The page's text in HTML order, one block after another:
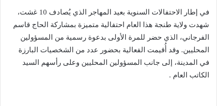
في إطار الاحتفالات السنوية بعيد المهاجر الذي يُصادف 10 غشت،
شهدت ولاية طنجة هذا العام احتفالية متميزة بمشاركة الحاج قاسم
الفرجاني، الذي حضر للمرة الأولى بدعوة رسمية من المسؤولين
المحليين. وقد أُقيمت الفعالية بحضور عدد من الشخصيات البارزة
في المدينة، إلى جانب المسؤولين المحليين وعلى رأسهم السيد
الكاتب العام .